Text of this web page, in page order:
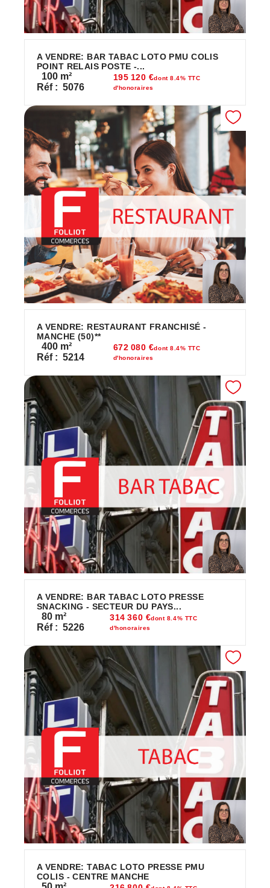
A VENDRE: BAR TABAC LOTO PMU COLIS
POINT RELAIS POSTE -...
100 m²
Réf : 5076
195 120 €dont 8.4% TTC
d'honoraires
A VENDRE: RESTAURANT FRANCHISÉ -
MANCHE (50)**
400 m²
Réf : 5214
672 080 €dont 8.4% TTC
d'honoraires
A VENDRE: BAR TABAC LOTO PRESSE
SNACKING - SECTEUR DU PAYS...
80 m²
Réf : 5226
314 360 €dont 8.4% TTC
d'honoraires
A VENDRE: TABAC LOTO PRESSE PMU
COLIS - CENTRE MANCHE